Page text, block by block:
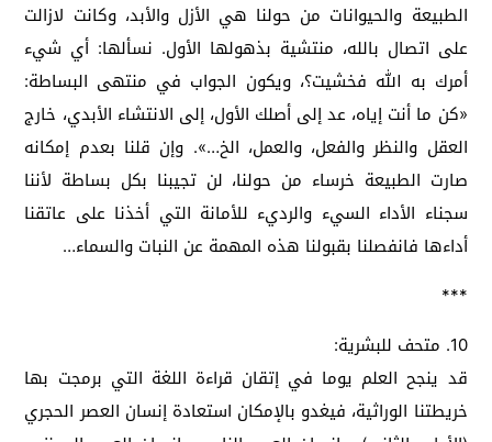
الطبيعة والحيوانات من حولنا هي الأزل والأبد، وكانت لازالت
على اتصال بالله، منتشية بذهولها الأول. نسألها: أي شيء
أمرك به الله فخشيت؟، ويكون الجواب في منتهى البساطة:
«كن ما أنت إياه، عد إلى أصلك الأول، إلى الانتشاء الأبدي، خارج
العقل والنظر والفعل، والعمل، الخ…». وإن قلنا بعدم إمكانه
صارت الطبيعة خرساء من حولنا، لن تجيبنا بكل بساطة لأننا
سجناء الأداء السيء والرديء للأمانة التي أخذنا على عاتقنا
أداءها فانفصلنا بقبولنا هذه المهمة عن النبات والسماء…
***
10. متحف للبشرية:
قد ينجح العلم يوما في إتقان قراءة اللغة التي برمجت بها
خريطتنا الوراثية، فيغدو بالإمكان استعادة إنسان العصر الحجري